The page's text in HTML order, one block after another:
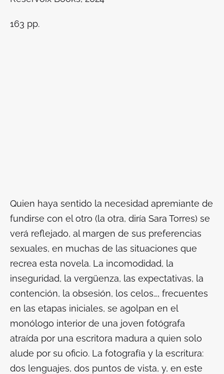
163 pp.
Quien haya sentido la necesidad apremiante de
fundirse con el otro (la otra, diría Sara Torres) se
verá reflejado, al margen de sus preferencias
sexuales, en muchas de las situaciones que
recrea esta novela. La incomodidad, la
inseguridad, la vergüenza, las expectativas, la
contención, la obsesión, los celos…, frecuentes
en las etapas iniciales, se agolpan en el
monólogo interior de una joven fotógrafa
atraída por una escritora madura a quien solo
alude por su oficio. La fotografía y la escritura:
dos lenguajes, dos puntos de vista, y, en este